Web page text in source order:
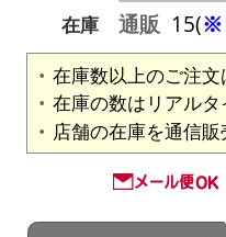
在庫
通販 15(※
在庫数以上のご注
在庫の数はリアルタ
店舗の在庫を通信販